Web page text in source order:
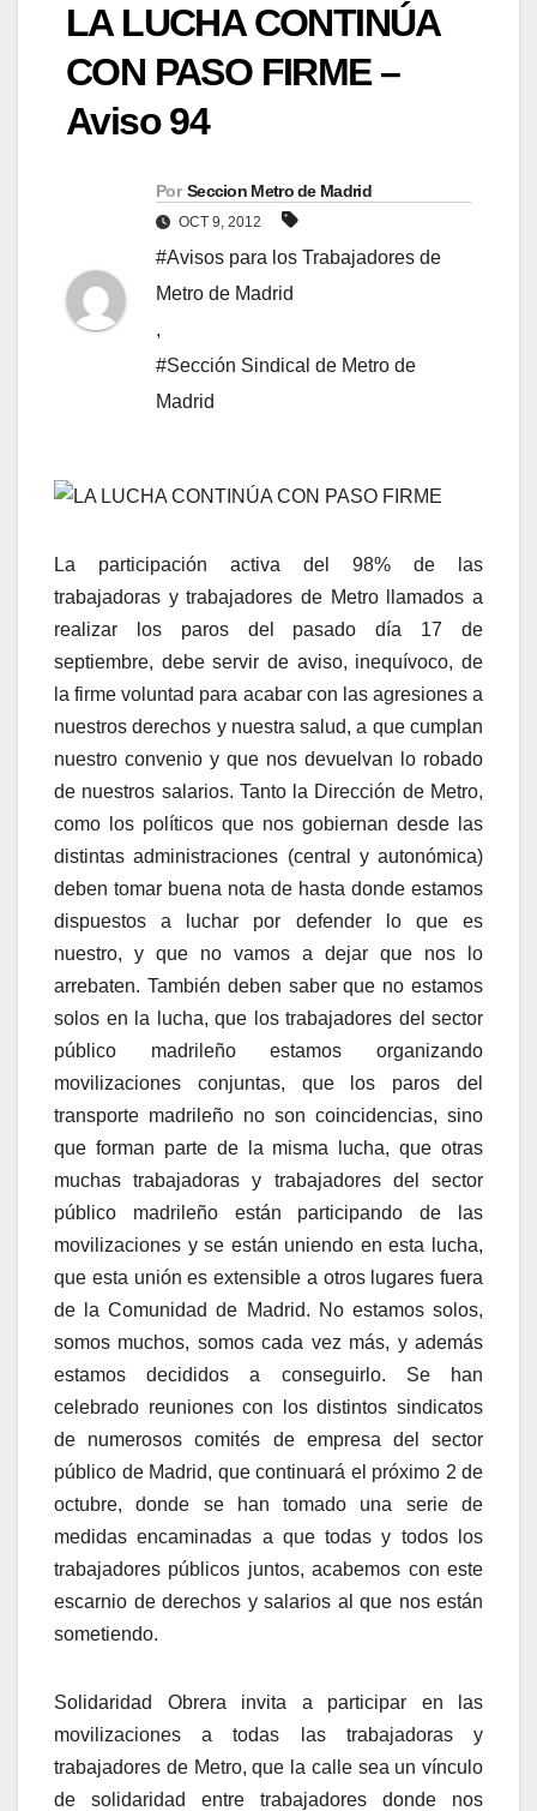
LA LUCHA CONTINÚA
CON PASO FIRME –
Aviso 94
Por Seccion Metro de Madrid
OCT 9, 2012
#Avisos para los Trabajadores de
Metro de Madrid
,
#Sección Sindical de Metro de
Madrid
LA LUCHA CONTINÚA CON PASO FIRME
La participación activa del 98% de las
trabajadoras y trabajadores de Metro llamados a
realizar los paros del pasado día 17 de
septiembre, debe servir de aviso, inequívoco, de
la firme voluntad para acabar con las agresiones a
nuestros derechos y nuestra salud, a que cumplan
nuestro convenio y que nos devuelvan lo robado
de nuestros salarios. Tanto la Dirección de Metro,
como los políticos que nos gobiernan desde las
distintas administraciones (central y autonómica)
deben tomar buena nota de hasta donde estamos
dispuestos a luchar por defender lo que es
nuestro, y que no vamos a dejar que nos lo
arrebaten. También deben saber que no estamos
solos en la lucha, que los trabajadores del sector
público madrileño estamos organizando
movilizaciones conjuntas, que los paros del
transporte madrileño no son coincidencias, sino
que forman parte de la misma lucha, que otras
muchas trabajadoras y trabajadores del sector
público madrileño están participando de las
movilizaciones y se están uniendo en esta lucha,
que esta unión es extensible a otros lugares fuera
de la Comunidad de Madrid. No estamos solos,
somos muchos, somos cada vez más, y además
estamos decididos a conseguirlo. Se han
celebrado reuniones con los distintos sindicatos
de numerosos comités de empresa del sector
público de Madrid, que continuará el próximo 2 de
octubre, donde se han tomado una serie de
medidas encaminadas a que todas y todos los
trabajadores públicos juntos, acabemos con este
escarnio de derechos y salarios al que nos están
sometiendo.
Solidaridad Obrera invita a participar en las
movilizaciones a todas las trabajadoras y
trabajadores de Metro, que la calle sea un vínculo
de solidaridad entre trabajadores donde nos